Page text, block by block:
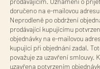
doručeno na e-mailovou
Neprodleně po obdržení
prodávající kupujícímu
objednávky na e-mailovou
kupující při objednání zadal.
považuje za uzavření smlouvy.
uzavřena potvrzením